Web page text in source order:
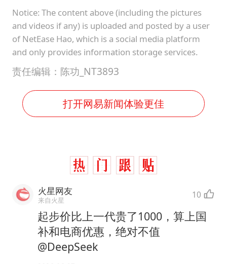
Notice: The content above (including the pictures
and videos if any) is uploaded and posted by a user
of NetEase Hao, which is a social media platform
and only provides information storage services.
责任编辑：陈功_NT3893
打开网易新闻体验更佳
火星网友
来自火星 10
起步价比上一代贵了1000，算上国
补和电商优惠，绝对不值
@DeepSeek